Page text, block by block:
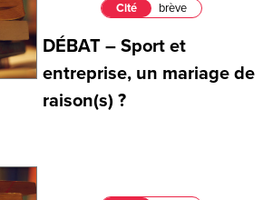
Cité brève
DÉBAT – Sport et
entreprise, un mariage de
raison(s) ?